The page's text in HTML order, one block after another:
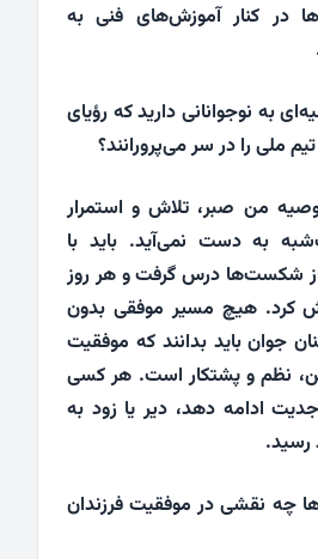
در کنار آموزش‌های فنی به
به نوجوانانی دارید که رؤیای
ملی را در سر می‌پرورانند؟
من صبر، تلاش و استمرار
به دست نمی‌آید. باید با
شکست‌ها درس گرفت و هر روز
کرد. هیچ مسیر موفقی بدون
جوان باید بدانند که موفقیت
نظم و پشتکار است. هر کسی
ادامه دهد، دیر یا زود به
رسید.
چه نقشی در موفقیت فرزندان